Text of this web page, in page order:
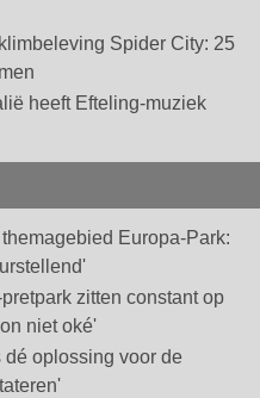
Spider City: 25
heeft Efteling-muziek
Europa-Park:
zitten constant op
niet oké'
dé oplossing voor de